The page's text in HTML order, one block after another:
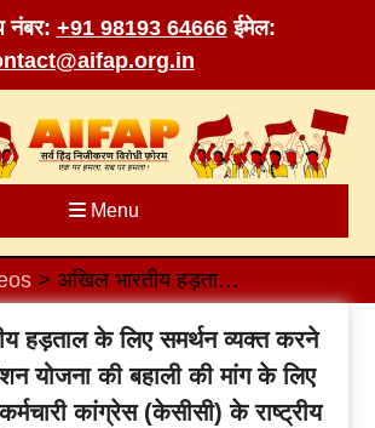
नंबर: +91 98193 64666 ईमेल:
Menu
> अखिल भारतीय हड़ताल के लिए समर्थन व्यक्त करने और पुरानी पेंशन योजना की बहाली की मांग के लिए कामगार और कर्मचारी कांग्रेस (केसीसी) के राष्ट्रीय अध्यक्ष डॉ उदित राज ने प्रेस कॉन्फ्रेंस को संबोधित किया
हड़ताल के लिए समर्थन व्यक्त करने
योजना की बहाली की मांग के लिए
कांग्रेस (केसीसी) के राष्ट्रीय